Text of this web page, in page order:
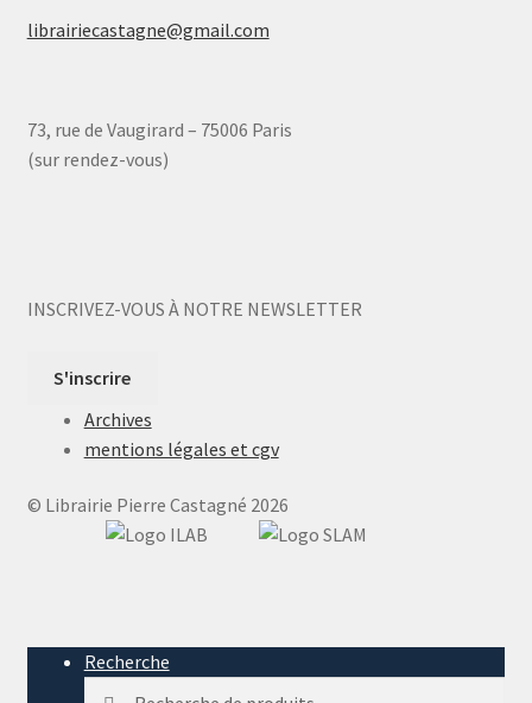
librairiecastagne@gmail.com
73, rue de Vaugirard – 75006 Paris
(sur rendez-vous)
INSCRIVEZ-VOUS À NOTRE NEWSLETTER
S'inscrire
Archives
mentions légales et cgv
© Librairie Pierre Castagné 2026
Recherche